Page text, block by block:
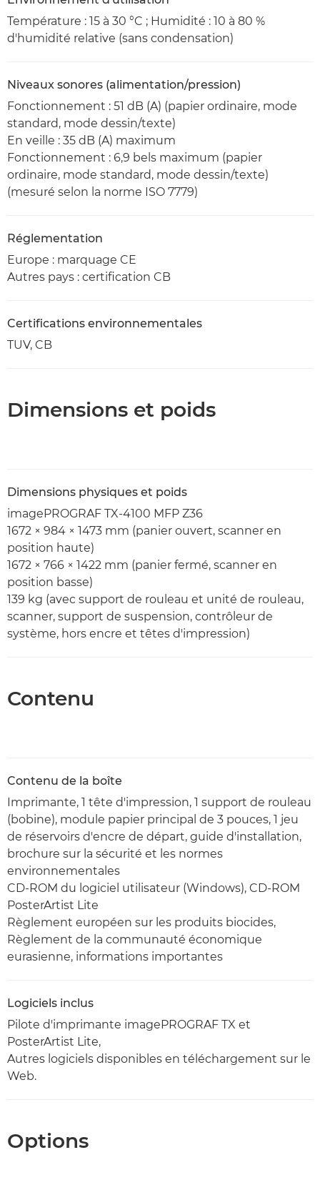
Température : 15 à 30 °C ; Humidité : 10 à 80 %
d'humidité relative (sans condensation)
Niveaux sonores (alimentation/pression)
Fonctionnement : 51 dB (A) (papier ordinaire, mode
standard, mode dessin/texte)
En veille : 35 dB (A) maximum
Fonctionnement : 6,9 bels maximum (papier
ordinaire, mode standard, mode dessin/texte)
(mesuré selon la norme ISO 7779)
Réglementation
Europe : marquage CE
Autres pays : certification CB
Certifications environnementales
TUV, CB
Dimensions et poids
Dimensions physiques et poids
imagePROGRAF TX-4100 MFP Z36
1672 × 984 × 1473 mm (panier ouvert, scanner en
position haute)
1672 × 766 × 1422 mm (panier fermé, scanner en
position basse)
139 kg (avec support de rouleau et unité de rouleau,
scanner, support de suspension, contrôleur de
système, hors encre et têtes d'impression)
Contenu
Contenu de la boîte
Imprimante, 1 tête d'impression, 1 support de rouleau
(bobine), module papier principal de 3 pouces, 1 jeu
de réservoirs d'encre de départ, guide d'installation,
brochure sur la sécurité et les normes
environnementales
CD-ROM du logiciel utilisateur (Windows), CD-ROM
PosterArtist Lite
Règlement européen sur les produits biocides,
Règlement de la communauté économique
eurasienne, informations importantes
Logiciels inclus
Pilote d'imprimante imagePROGRAF TX et
PosterArtist Lite,
Autres logiciels disponibles en téléchargement sur le
Web.
Options